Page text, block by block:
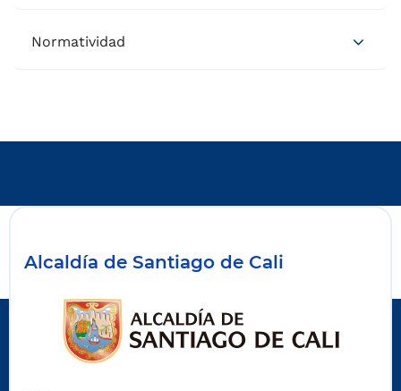
Normatividad
Alcaldía de Santiago de Cali